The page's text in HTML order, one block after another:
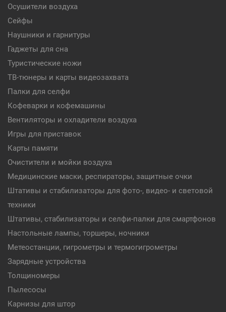
Осушители воздуха
Сейфы
Наушники и гарнитуры
Гаджеты для сна
Туристические ножи
ТВ-тюнеры и карты видеозахвата
Палки для селфи
Кофеварки и кофемашины
Вентиляторы и охладители воздуха
Игры для приставок
Карты памяти
Очистители и мойки воздуха
Медицинские маски, респираторы, защитные очки
Штативы и стабилизаторы для фото-, видео- и световой
техники
Штативы, стабилизаторы и селфи-палки для смартфонов
Настольные лампы, торшеры, ночники
Метеостанции, гигрометры и термогигрометры
Зарядные устройства
Толщиномеры
Пылесосы
Карнизы для штор